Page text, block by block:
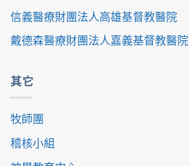
信義醫療財團法人高雄基督教醫院
戴德森醫療財團法人嘉義基督教醫院
其它
牧師團
稽核小組